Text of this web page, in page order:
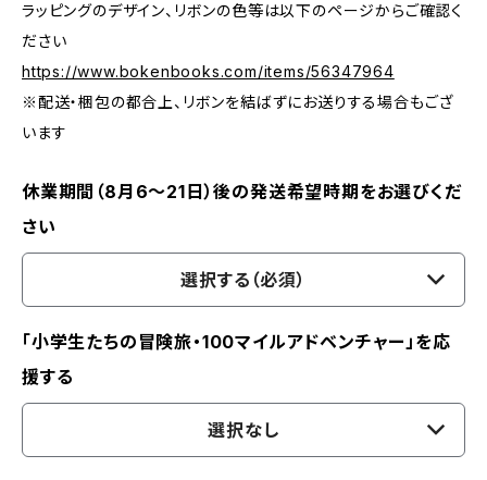
ラッピングのデザイン、リボンの色等は以下のページからご確認く
ださい
https://www.bokenbooks.com/items/56347964
※配送・梱包の都合上、リボンを結ばずにお送りする場合もござ
います
休業期間（8月6〜21日）後の発送希望時期をお選びくだ
さい
選択する（必須）
「小学生たちの冒険旅・100マイルアドベンチャー」を応
援する
選択なし